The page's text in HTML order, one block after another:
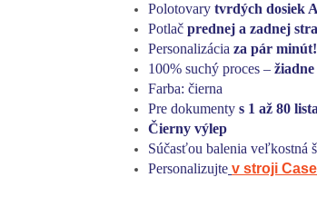
Polotovary tvrdých dosiek
Potlač prednej a zadnej
Personalizácia za pár minút!
100% suchý proces –
Farba: čierna
Pre dokumenty s 1 až 80
Čierny výlep
Súčasťou balenia veľkostná
Personalizujte v stroji